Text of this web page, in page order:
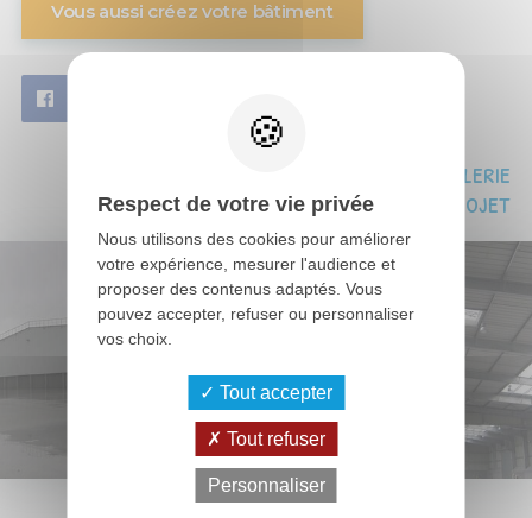
Vous aussi créez votre bâtiment
Découvrez la galerie
photo de ce projet
Respect de votre vie privée
Nous utilisons des cookies pour améliorer
votre expérience, mesurer l'audience et
proposer des contenus adaptés. Vous
pouvez accepter, refuser ou personnaliser
vos choix.
Tout accepter
Tout refuser
Personnaliser